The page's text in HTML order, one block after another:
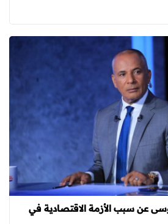
عن سبب الأزمة الاقتصادية في